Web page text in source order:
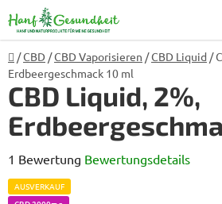
Inhalt
springen
Startseite
/CBD /CBD Vaporisieren /CBD Liquid /
Erdbeergeschmack 10 ml
CBD Liquid, 2%,
Die
durchschnittliche
Produktbewertung
1 Bewertung Bewertungsdetails
AUSVERKAUF